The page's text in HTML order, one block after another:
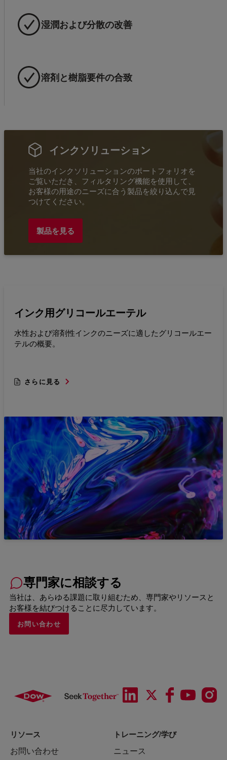
湿潤および分散の改善
溶剤と樹脂要件の合致
インクソリューション
当社のインクソリューションのポートフォリオを
ご覧いただき、フィルタリング機能を使用して、
お客様の用途のニーズに合う製品を絞り込んで見
つけてください。
製品を見る
インク用グリコールエーテル
水性および溶剤性インクのニーズに適したグリコールエー
テルの概要。
さらに見る
専門家に相談する
当社は、あらゆる課題に取り組むため、専門家やリソースと
お客様を結びつけることに尽力しています。
お問い合わせ
リソース
お問い合わせ
トレーニング/学び
ニュース